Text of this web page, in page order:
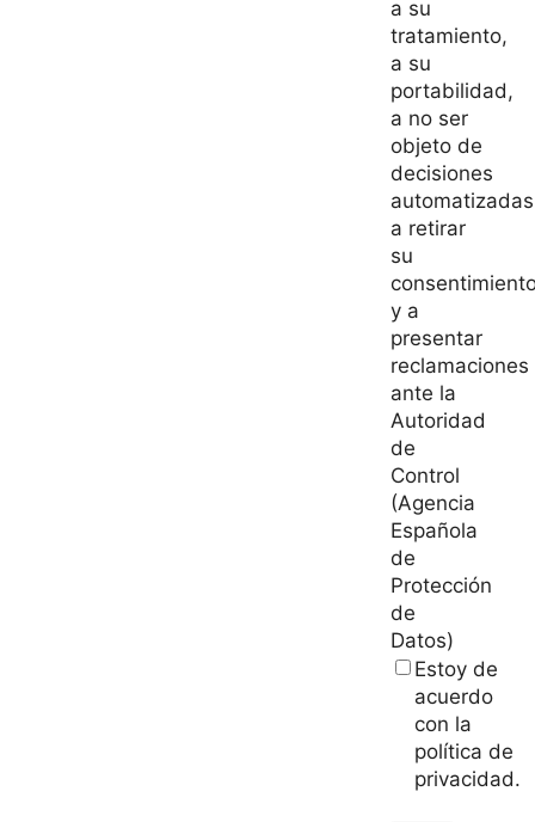
a su
tratamiento,
a su
portabilidad,
a no ser
objeto de
decisiones
a retirar
su
y a
presentar
reclamaciones
ante la
Autoridad
de
Control
(Agencia
Española
de
Protección
de
Datos)
Estoy de
acuerdo
con la
política de
privacidad.